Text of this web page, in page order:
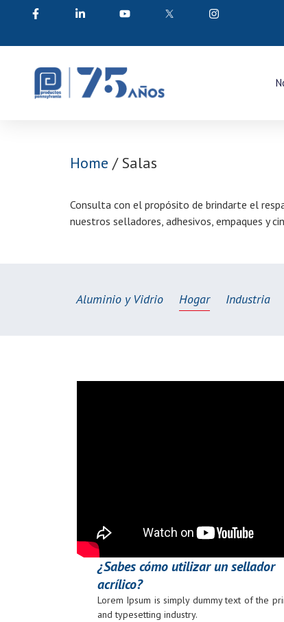
Home / Salas
Consulta con el propósito de brindarte el
nuestros selladores, adhesivos, empaques y
Aluminio y Vidrio Hogar Industria
¿Sabes cómo utilizar un sellador
acrílico?
Lorem Ipsum is simply dummy text of the
and typesetting industry.